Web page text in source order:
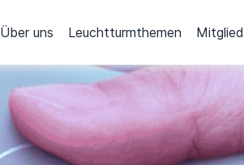
Über uns Leuchtturmthemen